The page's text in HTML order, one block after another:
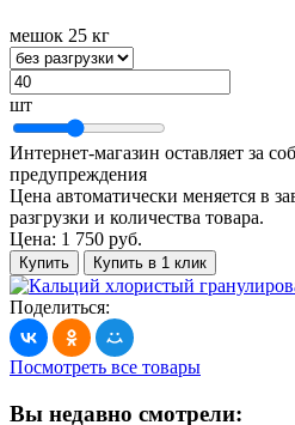
мешок 25 кг
шт
Интернет-магазин оставляет за
предупреждения
Цена автоматически меняется в
разгрузки и количества товара.
Цена: 1 750 руб.
Купить Купить в 1 клик
Поделиться:
Посмотреть все товары
Вы недавно смотрели: